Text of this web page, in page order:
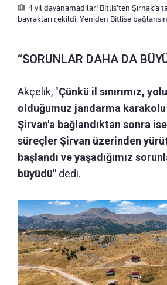
4 yıl dayanamadılar! Bitlis’ten Şırnak’a
bayrakları çekildi: Yeniden Bitlise bağlansın
“SORUNLAR DAHA DA
Akçelik, "Çünkü il sınırımız,
olduğumuz jandarma karakolu
Şirvan'a bağlandıktan sonra
süreçler Şirvan üzerinden
başlandı ve yaşadığımız
büyüdü" dedi.